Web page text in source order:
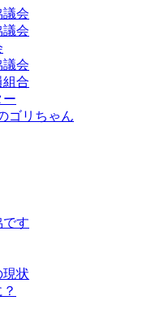
会
議会
会
組合
ー
ゴリちゃん
す
現状